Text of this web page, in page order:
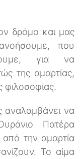
δρόμο και μας
που
για να
της αμαρτίας,
φιλοσοφίας.
αναλαμβάνει να
Πατέρα
την αμαρτία
Το αίμα